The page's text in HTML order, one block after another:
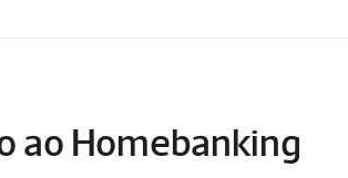
ao Homebanking